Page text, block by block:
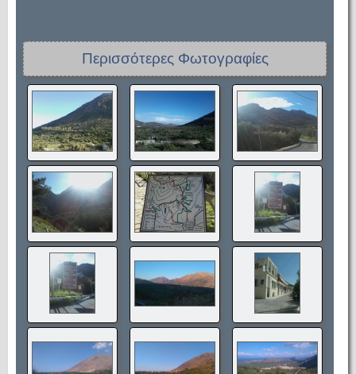
Περισσότερες Φωτογραφίες